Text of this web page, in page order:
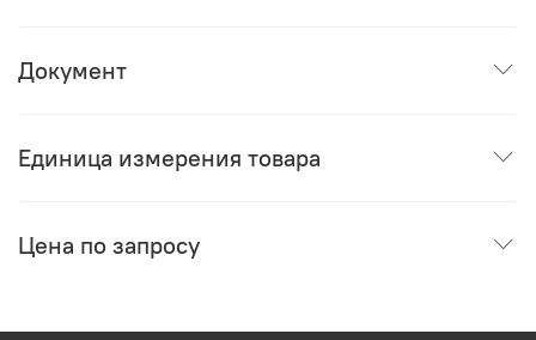
Документ
Единица измерения товара
Цена по запросу